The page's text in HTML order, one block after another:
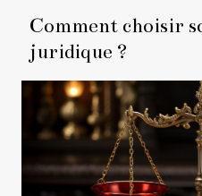
Comment choisir
juridique ?